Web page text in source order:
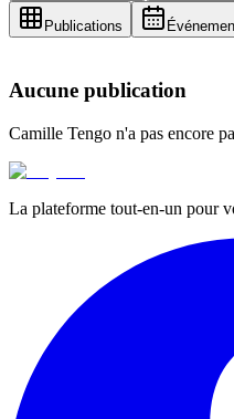
Publications
Aucune publication
Camille Tengo n'a pas encore
La plateforme tout-en-un pour